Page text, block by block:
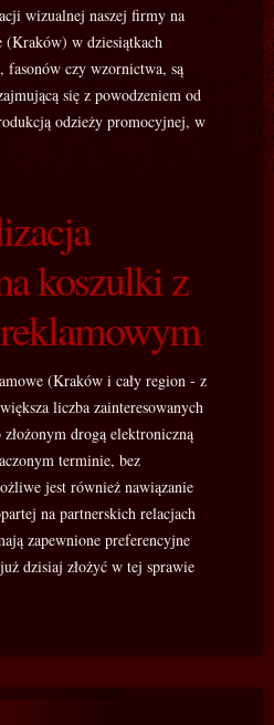
wizualnej naszej firmy na
w dziesiątkach
czy wzornictwa, są
się z powodzeniem od
odzieży promocyjnej, w
koszulki z
(Kraków i cały region - z
liczba zainteresowanych
drogą elektroniczną
terminie, bez
jest również nawiązanie
na partnerskich relacjach
zapewnione preferencyjne
dzisiaj złożyć w tej sprawie